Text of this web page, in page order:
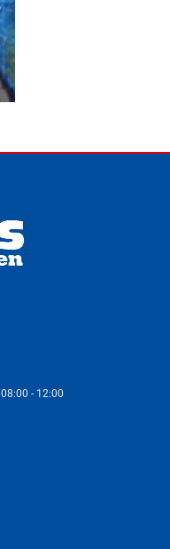
08:00 - 12:00